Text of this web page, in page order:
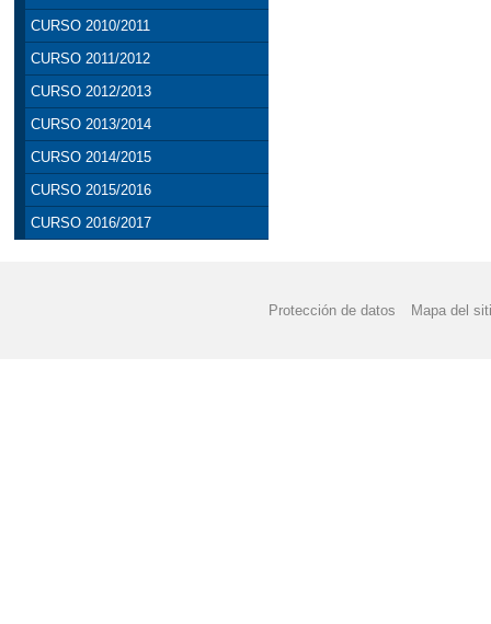
CURSO 2010/2011
CURSO 2011/2012
CURSO 2012/2013
CURSO 2013/2014
CURSO 2014/2015
CURSO 2015/2016
CURSO 2016/2017
Protección de datos Mapa del